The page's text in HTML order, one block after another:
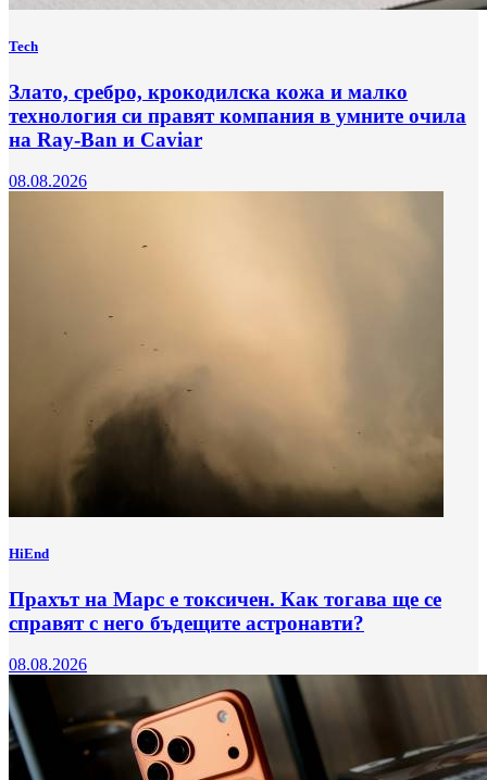
Tech
Злато, сребро, крокодилска кожа и малко
технология си правят компания в умните очила
на Ray-Ban и Caviar
08.08.2026
HiEnd
Прахът на Марс е токсичен. Как тогава ще се
справят с него бъдещите астронавти?
08.08.2026